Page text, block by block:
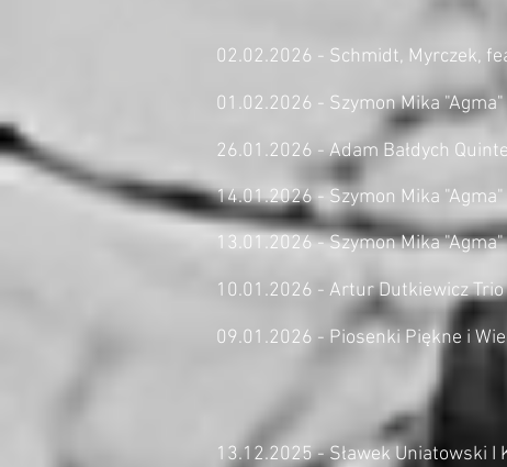
02.02.2026 - Schmidt, Myrczek,
01.02.2026 - Szymon Mika
26.01.2026 - Adam Bałdych
14.01.2026 - Szymon Mika
13.01.2026 - Szymon Mika
10.01.2026 - Artur Dutkiewicz
09.01.2026 - Piosenki Piękne i
13.12.2025 - Sławek Uniatowski I